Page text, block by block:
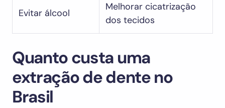
Evitar álcool
Melhorar cicatrização
dos tecidos
Quanto custa uma
extração de dente no
Brasil